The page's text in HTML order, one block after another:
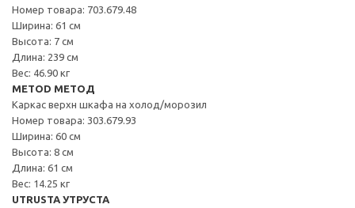
Номер товара: 703.679.48
Ширина: 61 см
Высота: 7 см
Длина: 239 см
Вес: 46.90 кг
METOD МЕТОД
Каркас верхн шкафа на холод/морозил
Номер товара: 303.679.93
Ширина: 60 см
Высота: 8 см
Длина: 61 см
Вес: 14.25 кг
UTRUSTA УТРУСТА